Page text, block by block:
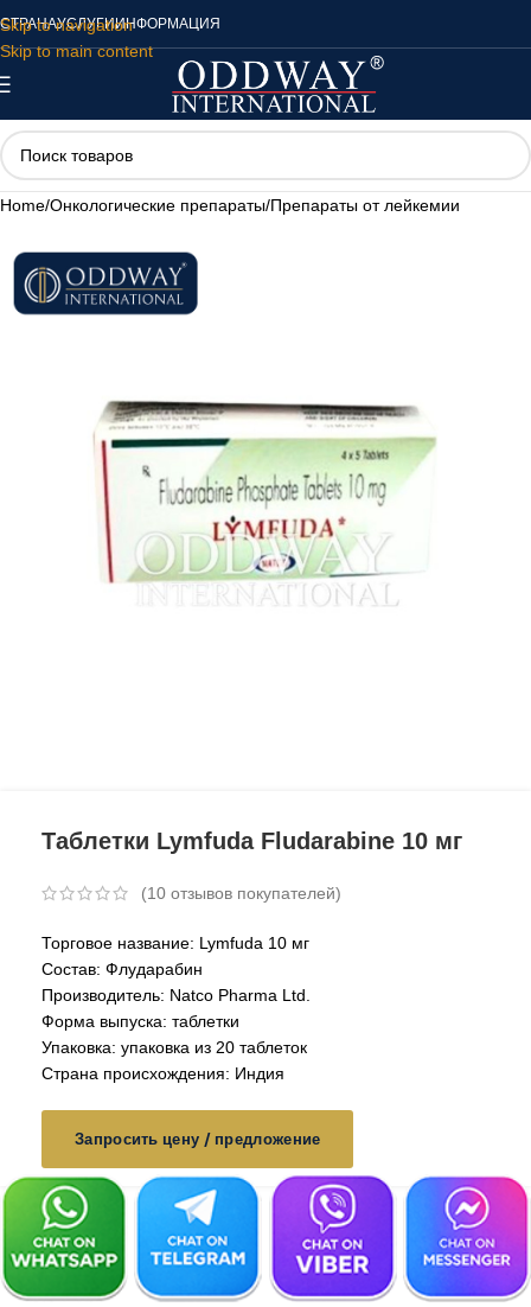
Skip to navigation
Skip to main content
СТРАНАУСЛУГИИНФОРМАЦИЯ
Home/Онкологические препараты/Препараты от лейкемии
Таблетки Lymfuda Fludarabine 10 мг
(10 отзывов покупателей)
Торговое название: Lymfuda 10 мг
Состав: Флударабин
Производитель: Natco Pharma Ltd.
Форма выпуска: таблетки
Упаковка: упаковка из 20 таблеток
Страна происхождения: Индия
Запросить цену / предложение